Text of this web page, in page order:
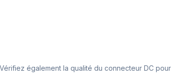
également la qualité du connecteur DC